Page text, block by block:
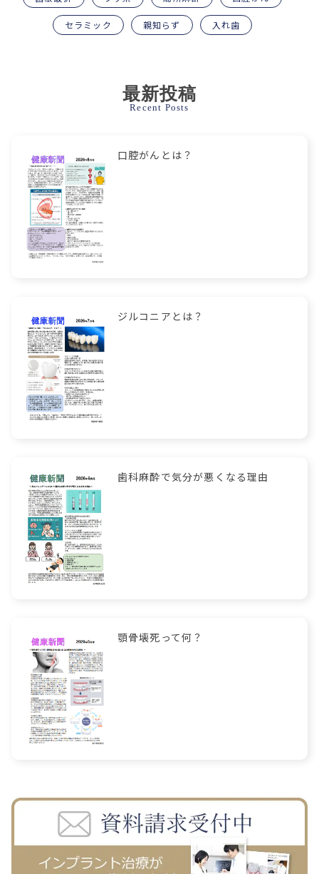
セラミック 親知らず 入れ歯
最新投稿
Recent Posts
口腔がんとは？
ジルコニアとは？
歯科麻酔で気分が悪くなる理由
顎骨壊死って何？